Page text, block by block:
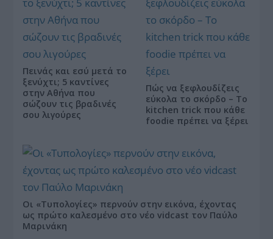
Πεινάς και εσύ μετά το
ξενύχτι; 5 καντίνες
στην Αθήνα που
σώζουν τις βραδινές
σου λιγούρες
Πώς να ξεφλουδίζεις
εύκολα το σκόρδο – Το
kitchen trick που κάθε
foodie πρέπει να ξέρει
Οι «Τυπολογίες» περνούν στην εικόνα, έχοντας
ως πρώτο καλεσμένο στο νέο vidcast τον Παύλο
Μαρινάκη